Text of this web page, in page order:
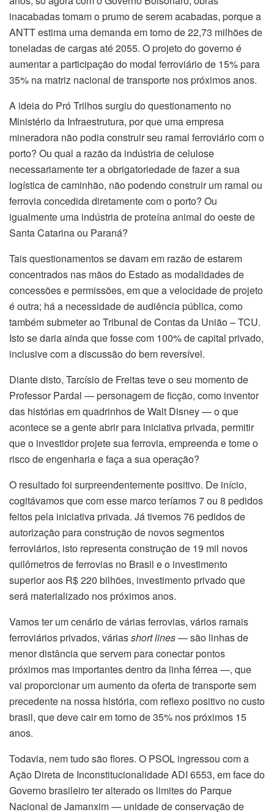
inacabadas tomam o prumo de serem acabadas, porque a
ANTT estima uma demanda em torno de 22,73 milhões de
toneladas de cargas até 2055. O projeto do governo é
aumentar a participação do modal ferroviário de 15% para
35% na matriz nacional de transporte nos próximos anos.
A ideia do Pró Trilhos surgiu do questionamento no
Ministério da Infraestrutura, por que uma empresa
mineradora não podia construir seu ramal ferroviário com o
porto? Ou qual a razão da indústria de celulose
necessariamente ter a obrigatoriedade de fazer a sua
logística de caminhão, não podendo construir um ramal ou
ferrovia concedida diretamente com o porto? Ou
igualmente uma indústria de proteína animal do oeste de
Santa Catarina ou Paraná?
Tais questionamentos se davam em razão de estarem
concentrados nas mãos do Estado as modalidades de
concessões e permissões, em que a velocidade de projeto
é outra; há a necessidade de audiência pública, como
também submeter ao Tribunal de Contas da União – TCU.
Isto se daria ainda que fosse com 100% de capital privado,
inclusive com a discussão do bem reversível.
Diante disto, Tarcísio de Freitas teve o seu momento de
Professor Pardal — personagem de ficção, como inventor
das histórias em quadrinhos de Walt Disney — o que
acontece se a gente abrir para iniciativa privada, permitir
que o investidor projete sua ferrovia, empreenda e tome o
risco de engenharia e faça a sua operação?
O resultado foi surpreendentemente positivo. De início,
cogitávamos que com esse marco teríamos 7 ou 8 pedidos
feitos pela iniciativa privada. Já tivemos 76 pedidos de
autorização para construção de novos segmentos
ferroviários, isto representa construção de 19 mil novos
quilômetros de ferrovias no Brasil e o investimento
superior aos R$ 220 bilhões, investimento privado que
será materializado nos próximos anos.
Vamos ter um cenário de várias ferrovias, vários ramais
ferroviários privados, váriasshort lines— são linhas de
menor distância que servem para conectar pontos
próximos mas importantes dentro da linha férrea —, que
vai proporcionar um aumento da oferta de transporte sem
precedente na nossa história, com reflexo positivo no custo
brasil, que deve cair em torno de 35% nos próximos 15
anos.
Todavia, nem tudo são flores. O PSOL ingressou com a
Ação Direta de Inconstitucionalidade ADI 6553, em face do
Governo brasileiro ter alterado os limites do Parque
Nacional de Jamanxim — unidade de conservação de